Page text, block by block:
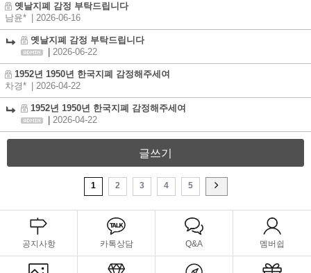
옛날지폐 감정 부탁드립니다
남윤*
| 2026-06-16
옛날지폐 감정 부탁드립니다
2026-06-22
1952년 1950년 한국지폐 감정해주세여
차경*
| 2026-04-22
1952년 1950년 한국지폐 감정해주세여
2026-04-22
글쓰기
1 2 3 4 5
공지사항 카톡상담 Q&A 멤버쉽